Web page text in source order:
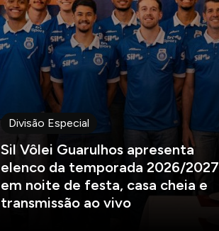
Divisão Especial
Sil Vôlei Guarulhos apresenta
elenco da temporada 2026/2027
em noite de festa, casa cheia e
transmissão ao vivo